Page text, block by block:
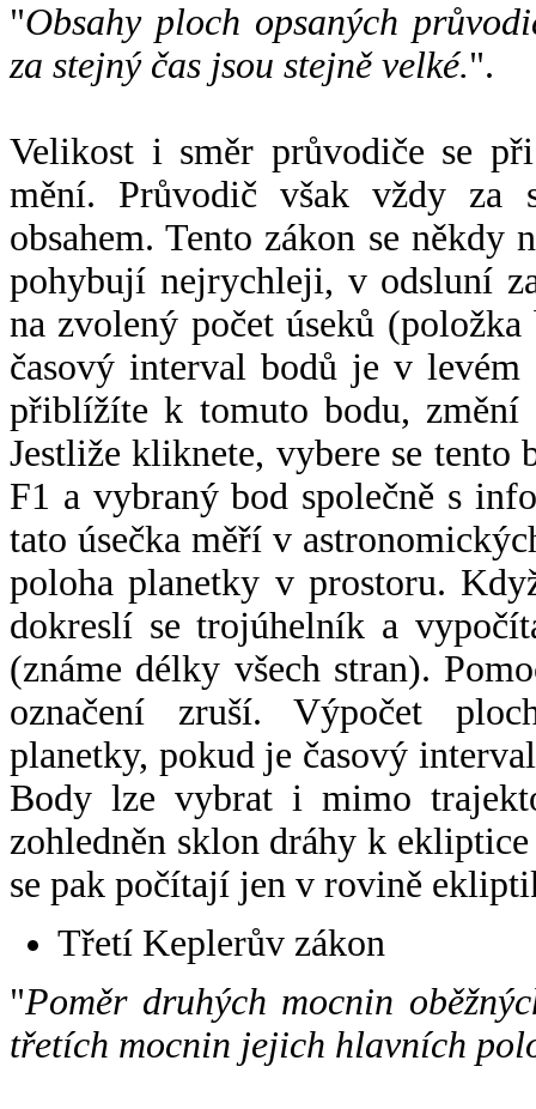
"Obsahy ploch opsaných
za stejný čas jsou stejně velké.".
Velikost i směr průvodiče se
mění. Průvodič však vždy za
obsahem. Tento zákon se někdy
pohybují nejrychleji, v odsluní
na zvolený počet úseků
časový interval bodů je v
přiblížíte k tomuto bodu,
Jestliže kliknete, vybere se tento
F1 a vybraný bod společně s
tato úsečka měří v
poloha planetky v prostoru.
dokreslí se trojúhelník a
(známe délky všech stran).
označení zruší. Výpočet
planetky, pokud je časový
Body lze vybrat i mimo
zohledněn sklon dráhy k
se pak počítají jen v rovině
Třetí Keplerův zákon
"Poměr druhých mocnin
třetích mocnin jejich hlavních